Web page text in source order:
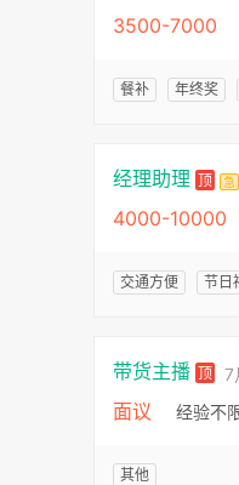
3500-7000
餐补 年终奖
经理助理 顶 急
4000-10000
交通方便 节日
带货主播 顶 7
面议 经验不
其他